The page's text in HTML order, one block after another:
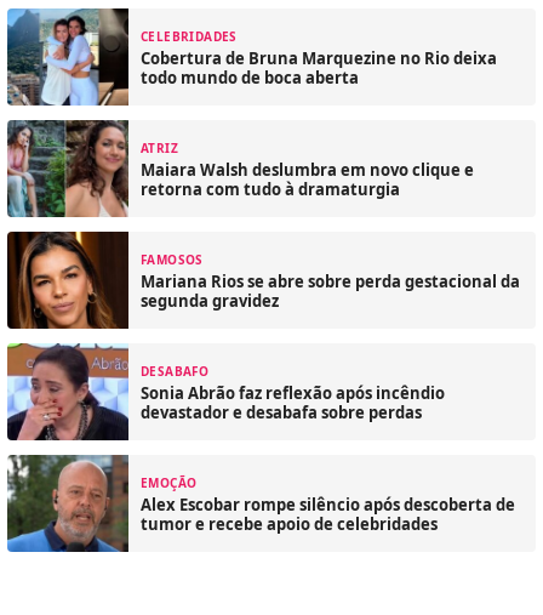
CELEBRIDADES
Cobertura de Bruna Marquezine no Rio deixa
todo mundo de boca aberta
ATRIZ
Maiara Walsh deslumbra em novo clique e
retorna com tudo à dramaturgia
FAMOSOS
Mariana Rios se abre sobre perda gestacional da
segunda gravidez
DESABAFO
Sonia Abrão faz reflexão após incêndio
devastador e desabafa sobre perdas
EMOÇÃO
Alex Escobar rompe silêncio após descoberta de
tumor e recebe apoio de celebridades